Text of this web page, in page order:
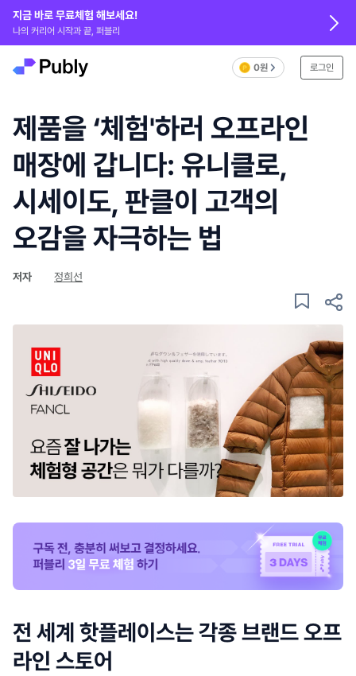
지금 바로 무료체험 해보세요!
나의 커리어 시작과 끝, 퍼블리
0원 로그인
제품을 ‘체험'하러 오프라인
매장에 갑니다: 유니클로,
시세이도, 판클이 고객의
오감을 자극하는 법
저자 정희선
전 세계 핫플레이스는 각종 브랜드 오프
라인 스토어